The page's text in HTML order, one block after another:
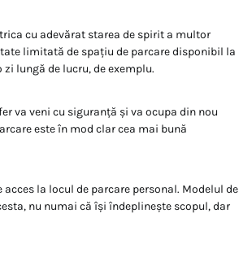
cu adevărat starea de spirit a multor
limitată de spațiu de parcare disponibil la
lungă de lucru, de exemplu.
va veni cu siguranță și va ocupa din nou
este în mod clar cea mai bună
la locul de parcare personal. Modelul de
nu numai că își îndeplinește scopul, dar